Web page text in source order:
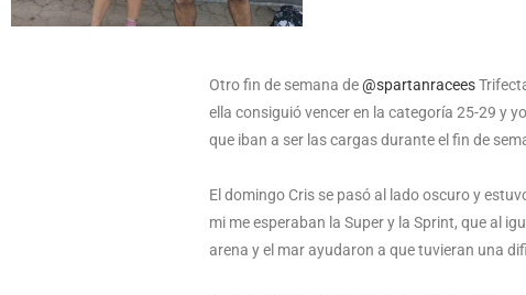
Otro fin de semana de@spartanracees
ella consiguió vencer en la categoría 25-29 y
que iban a ser las cargas durante el fin de
El domingo Cris se pasó al lado oscuro y
mi me esperaban la Super y la Sprint, que al
arena y el mar ayudaron a que tuvieran una